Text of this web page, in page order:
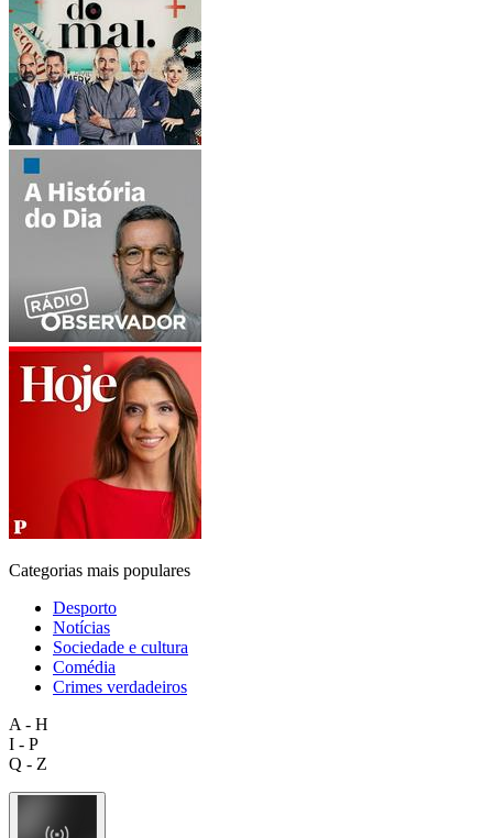
Categorias mais populares
Desporto
Notícias
Sociedade e cultura
Comédia
Crimes verdadeiros
A - H
I - P
Q - Z